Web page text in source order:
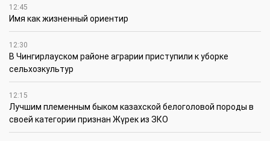
12:45
Имя как жизненный ориентир
12:30
В Чингирлауском районе аграрии приступили к уборке
сельхозкультур
12:15
Лучшим племенным быком казахской белоголовой породы в
своей категории признан Жүрек из ЗКО